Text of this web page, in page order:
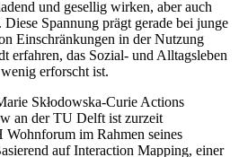
und gesellig wirken, aber auch
Diese Spannung prägt gerade bei junge
Einschränkungen in der Nutzung
erfahren, das Sozial- und Alltagsleben
erforscht ist.
Skłodowska-Curie Actions
an der TU Delft ist zurzeit
Wohnforum im Rahmen seines
auf Interaction Mapping, einer